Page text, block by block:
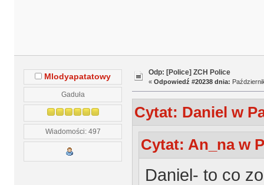
Mlodyapatatowy
Gaduła
Wiadomości: 497
Odp: [Police] ZCH Police
« Odpowiedź #20238 dnia:
Cytat: Daniel w
Cytat: An_na w
Daniel- to co